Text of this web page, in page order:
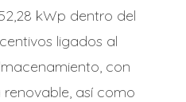
kWp dentro del
ligados al
con
así como